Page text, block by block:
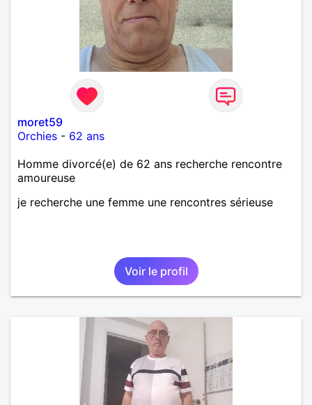
moret59
Orchies - 62 ans
Homme divorcé(e) de 62 ans recherche rencontre
amoureuse
je recherche une femme une rencontres sérieuse
Voir le profil